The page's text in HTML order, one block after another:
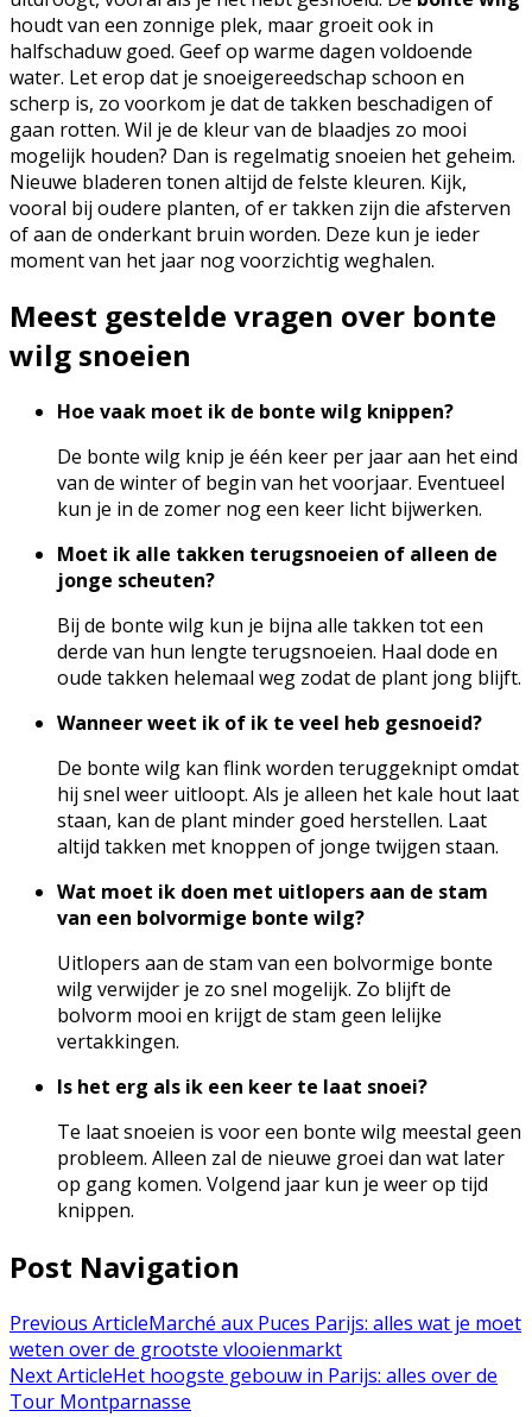
houdt van een zonnige plek, maar groeit ook in
halfschaduw goed. Geef op warme dagen voldoende
water. Let erop dat je snoeigereedschap schoon en
scherp is, zo voorkom je dat de takken beschadigen of
gaan rotten. Wil je de kleur van de blaadjes zo mooi
mogelijk houden? Dan is regelmatig snoeien het geheim.
Nieuwe bladeren tonen altijd de felste kleuren. Kijk,
vooral bij oudere planten, of er takken zijn die afsterven
of aan de onderkant bruin worden. Deze kun je ieder
moment van het jaar nog voorzichtig weghalen.
Meest gestelde vragen over bonte
wilg snoeien
Hoe vaak moet ik de bonte wilg knippen?
De bonte wilg knip je één keer per jaar aan het eind
van de winter of begin van het voorjaar. Eventueel
kun je in de zomer nog een keer licht bijwerken.
Moet ik alle takken terugsnoeien of alleen de
jonge scheuten?
Bij de bonte wilg kun je bijna alle takken tot een
derde van hun lengte terugsnoeien. Haal dode en
oude takken helemaal weg zodat de plant jong blijft.
Wanneer weet ik of ik te veel heb gesnoeid?
De bonte wilg kan flink worden teruggeknipt omdat
hij snel weer uitloopt. Als je alleen het kale hout laat
staan, kan de plant minder goed herstellen. Laat
altijd takken met knoppen of jonge twijgen staan.
Wat moet ik doen met uitlopers aan de stam
van een bolvormige bonte wilg?
Uitlopers aan de stam van een bolvormige bonte
wilg verwijder je zo snel mogelijk. Zo blijft de
bolvorm mooi en krijgt de stam geen lelijke
vertakkingen.
Is het erg als ik een keer te laat snoei?
Te laat snoeien is voor een bonte wilg meestal geen
probleem. Alleen zal de nieuwe groei dan wat later
op gang komen. Volgend jaar kun je weer op tijd
knippen.
Post Navigation
Previous ArticleMarché aux Puces Parijs: alles wat je moet
weten over de grootste vlooienmarkt
Next ArticleHet hoogste gebouw in Parijs: alles over de
Tour Montparnasse